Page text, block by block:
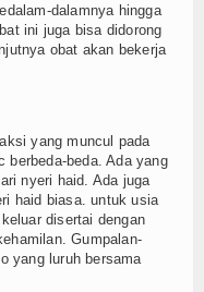
dalamnya hingga
ini juga bisa didorong
obat akan bekerja
yang muncul pada
berbeda-beda. Ada yang
nyeri haid. Ada juga
haid biasa. untuk usia
disertai dengan
Gumpalan-
yang luruh bersama